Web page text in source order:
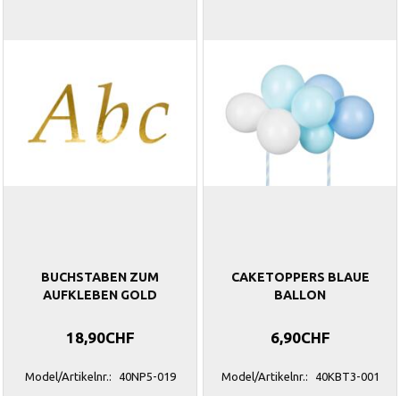
BUCHSTABEN ZUM
AUFKLEBEN GOLD
18,90CHF
Model/Artikelnr.: 40NP5-019
CAKETOPPERS BLAUE
BALLON
6,90CHF
Model/Artikelnr.: 40KBT3-001